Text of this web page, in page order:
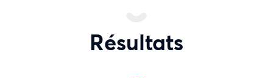
Résultats